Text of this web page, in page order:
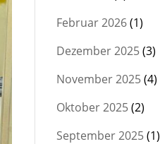
Februar 2026(1)
Dezember 2025(3)
November 2025(4)
Oktober 2025(2)
September 2025(1)